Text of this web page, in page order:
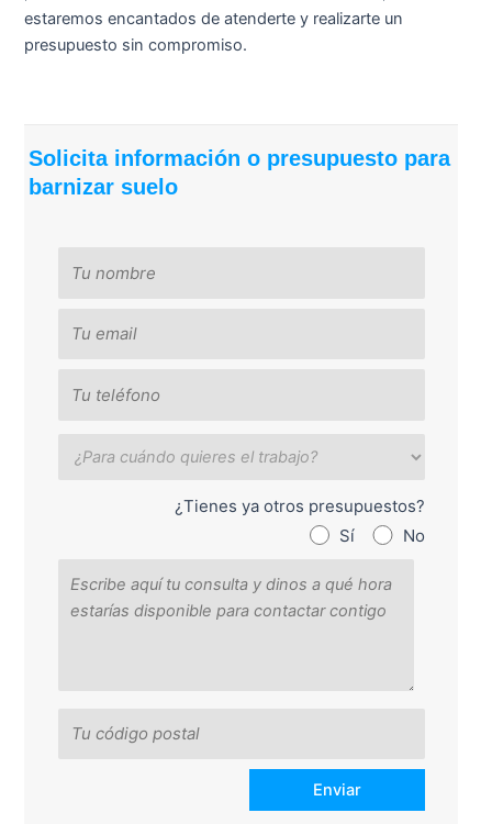
estaremos encantados de atenderte y realizarte un
presupuesto sin compromiso.
Solicita información o presupuesto para
barnizar suelo
¿Tienes ya otros presupuestos?
Sí
No